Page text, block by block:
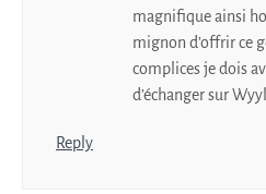
magnifique ainsi
mignon d’offrir ce
complices je dois
d’échanger sur
Reply